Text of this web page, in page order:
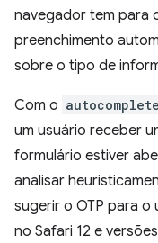
navegador tem para
preenchimento
sobre o tipo de
Com o
um usuário receber
formulário estiver
analisar
sugerir o OTP para o
no Safari 12 e